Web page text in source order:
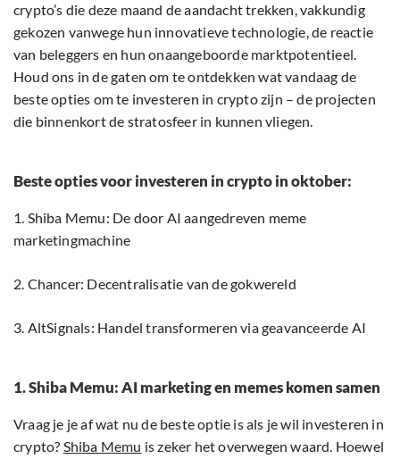
crypto’s die deze maand de aandacht trekken, vakkundig
gekozen vanwege hun innovatieve technologie, de reactie
van beleggers en hun onaangeboorde marktpotentieel.
Houd ons in de gaten om te ontdekken wat vandaag de
beste opties om te investeren in crypto zijn – de projecten
die binnenkort de stratosfeer in kunnen vliegen.
Beste opties voor investeren in crypto in oktober:
1. Shiba Memu: De door AI aangedreven meme
marketingmachine
2. Chancer: Decentralisatie van de gokwereld
3. AltSignals: Handel transformeren via geavanceerde AI
1. Shiba Memu: AI marketing en memes komen samen
Vraag je je af wat nu de beste optie is als je wil investeren in
crypto? Shiba Memu is zeker het overwegen waard. Hoewel